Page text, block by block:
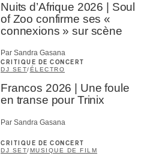
Nuits d’Afrique 2026 | Soul
of Zoo confirme ses «
connexions » sur scène
Par Sandra Gasana
CRITIQUE DE CONCERT
DJ SET/ ÉLECTRO
Francos 2026 | Une foule
en transe pour Trinix
Par Sandra Gasana
CRITIQUE DE CONCERT
DJ SET/ MUSIQUE DE FILM